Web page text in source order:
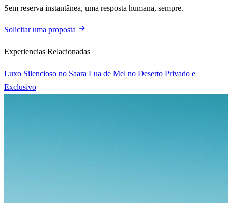
Sem reserva instantânea, uma resposta humana, sempre.
Solicitar uma proposta
Experiencias Relacionadas
Luxo Silencioso no Saara Lua de Mel no Deserto Privado e
Exclusivo